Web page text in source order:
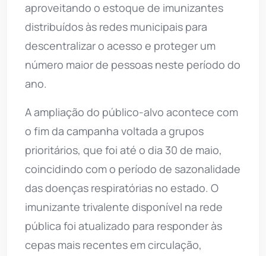
aproveitando o estoque de imunizantes
distribuídos às redes municipais para
descentralizar o acesso e proteger um
número maior de pessoas neste período do
ano.
A ampliação do público-alvo acontece com
o fim da campanha voltada a grupos
prioritários, que foi até o dia 30 de maio,
coincidindo com o período de sazonalidade
das doenças respiratórias no estado. O
imunizante trivalente disponível na rede
pública foi atualizado para responder às
cepas mais recentes em circulação,